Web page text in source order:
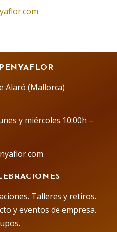
Alaró (Mallorca)
y miércoles 10:00h –
Talleres y retiros.
y eventos de empresa.